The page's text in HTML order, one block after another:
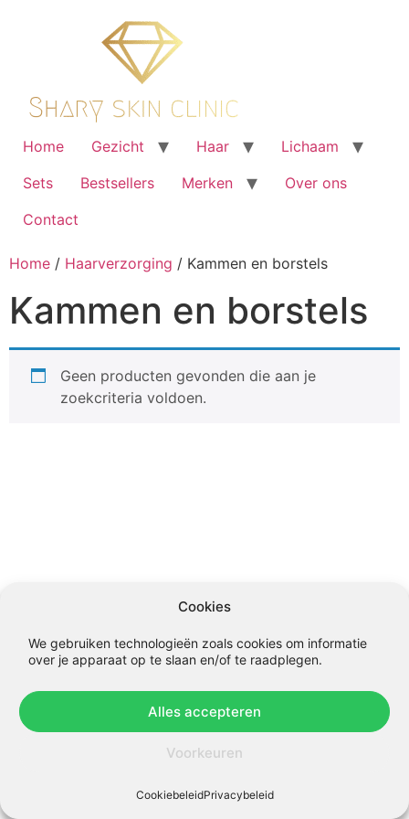
Cookies
We gebruiken technologieën zoals cookies om informatie
over je apparaat op te slaan en/of te raadplegen.
Alles accepteren
Voorkeuren
CookiebeleidPrivacybeleid
Home Gezicht Haar
Lichaam
Sets
Bestsellers Merken
Over ons
Contact
Home / Haarverzorging / Kammen en borstels
Kammen en borstels
Geen producten gevonden die aan je
zoekcriteria voldoen.